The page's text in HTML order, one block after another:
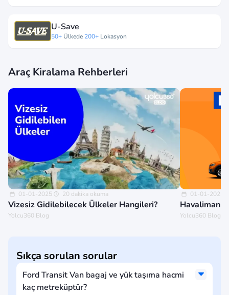
U-Save
50+ Ülkede 200+ Lokasyon
Araç Kiralama Rehberleri
01-01-2025 20 dakika okuma
Vizesiz Gidilebilecek Ülkeler Hangileri?
Yolcu360 Blog
01-01-2025
Yolcu360 Blog
Sıkça sorulan sorular
Ford Transit Van bagaj ve yük taşıma hacmi
kaç metreküptür?